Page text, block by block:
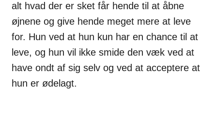
alt hvad der er sket får hende til at åbne
øjnene og give hende meget mere at leve
for. Hun ved at hun kun har en chance til at
leve, og hun vil ikke smide den væk ved at
have ondt af sig selv og ved at acceptere at
hun er ødelagt.